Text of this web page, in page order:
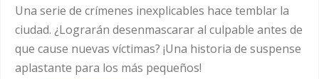
Una serie de crímenes inexplicables hace temblar la
ciudad. ¿Lograrán desenmascarar al culpable antes de
que cause nuevas víctimas? ¡Una historia de suspense
aplastante para los más pequeños!